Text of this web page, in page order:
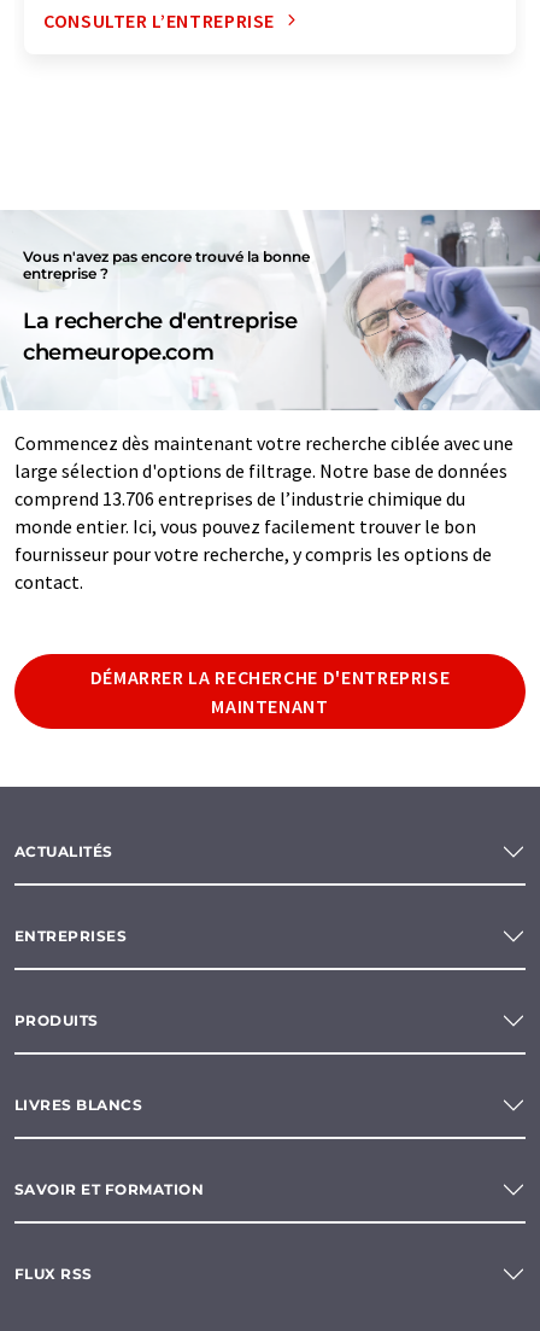
CONSULTER L’ENTREPRISE
Vous n'avez pas encore trouvé la bonne
entreprise ?
La recherche d'entreprise
chemeurope.com
Commencez dès maintenant votre recherche ciblée avec une
large sélection d'options de filtrage. Notre base de données
comprend 13.706 entreprises de l’industrie chimique du
monde entier. Ici, vous pouvez facilement trouver le bon
fournisseur pour votre recherche, y compris les options de
contact.
DÉMARRER LA RECHERCHE D'ENTREPRISE
MAINTENANT
ACTUALITÉS
ENTREPRISES
PRODUITS
LIVRES BLANCS
SAVOIR ET FORMATION
FLUX RSS